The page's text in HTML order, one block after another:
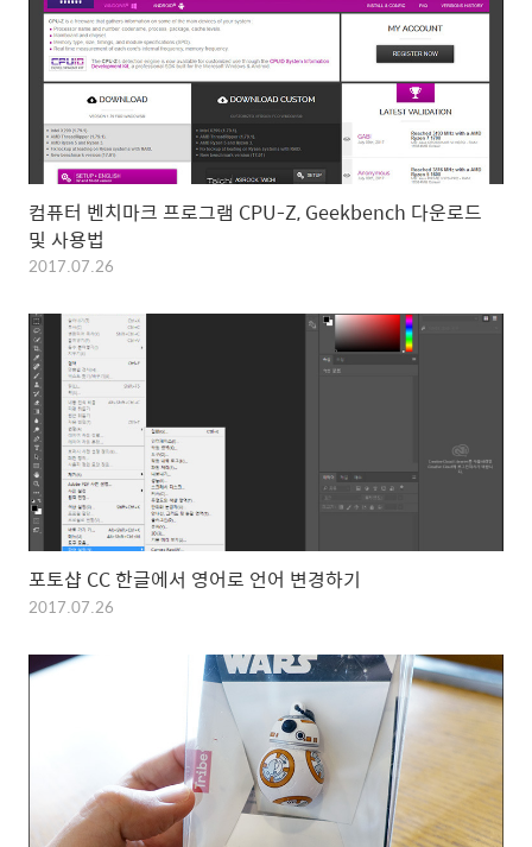
컴퓨터 벤치마크 프로그램 CPU-Z, Geekbench 다운로드
및 사용법
2017.07.26
포토샵 CC 한글에서 영어로 언어 변경하기
2017.07.26